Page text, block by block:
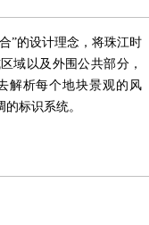
”的设计理念，将珠江时
域以及外围公共部分，
解析每个地块景观的风
标识系统。